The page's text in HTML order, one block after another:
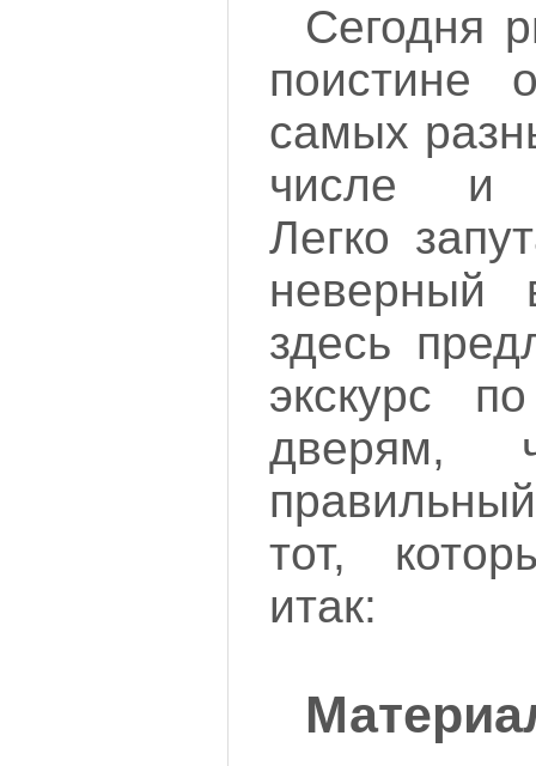
Сегодня
поистине
самых
числе и
Легко
неверный
здесь
экскурс
дверям,
тот,
итак: